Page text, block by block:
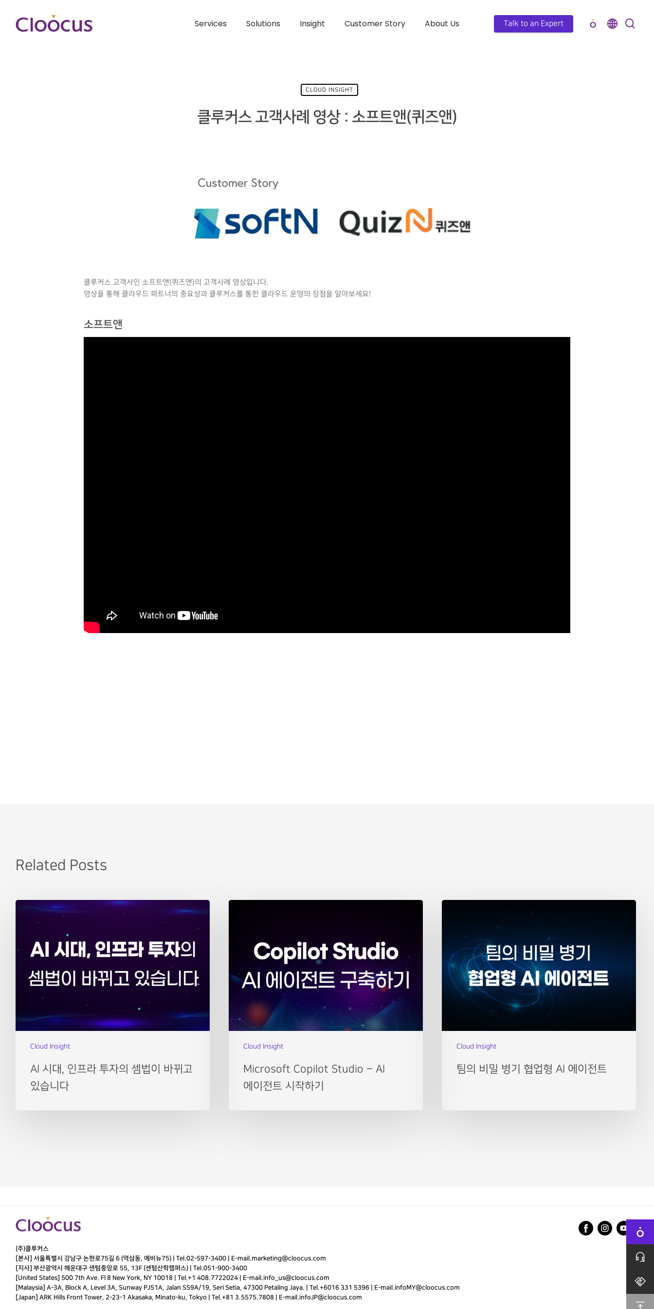
Services Solutions Insight Customer Story About Us Talk to an Expert
CLOUD INSIGHT
클루커스 고객사례 영상 : 소프트앤(퀴즈앤)
클루커스 고객사인 소프트앤(퀴즈앤)의 고객사례 영상입니다.
영상을 통해 클라우드 파트너의 중요성과 클루커스를 통한 클라우드 운영의 장점을 알아보세요!
소프트앤
Related Posts
Cloud Insight
AI 시대, 인프라 투자의 셈법이 바뀌고
있습니다
Cloud Insight
Microsoft Copilot Studio – AI
에이전트 시작하기
Cloud Insight
팀의 비밀 병기 협업형 AI 에이전트
(주)클루커스
[본사] 서울특별시 강남구 논현로75길 6 (역삼동, 에비뉴75) | Tel.02-597-3400 E-mail.marketing@cloocus.com
[지사] 부산광역시 해운대구 센텀중앙로 55, 13F (센텀산학캠퍼스) | Tel.051-900-3400
[United States] 500 7th Ave. Fl 8 New York, NY 10018 | Tel.+1 408.7722024 | E-mail.info_us@cloocus.com
[Malaysia] A-3A, Block A, Level 3A, Sunway PJ51A, Jalan SS9A/19, Seri Setia, 47300 Petaling Jaya. | Tel.+6016 331 5396 | E-mail.infoMY@cloocus.com
[Japan] ARK Hills Front Tower, 2-23-1 Akasaka, Minato-ku, Tokyo | Tel.+81 3.5575.7808 | E-mail.infoJP@cloocus.com